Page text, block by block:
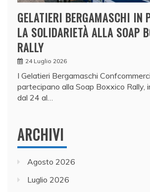
GELATIERI BERGAMASCHI IN
LA SOLIDARIETÀ ALLA SOAP
RALLY
24 Luglio 2026
I Gelatieri Bergamaschi
partecipano alla Soap Boxxico Rally,
dal 24 al…
ARCHIVI
Agosto 2026
Luglio 2026